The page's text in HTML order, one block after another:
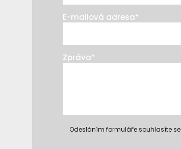
E-mailová adresa*
Zpráva*
Odesláním formuláře souhlasíte se